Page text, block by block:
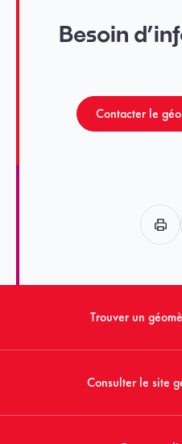
Besoin
Contacter le
Trouver un
Consulter le site